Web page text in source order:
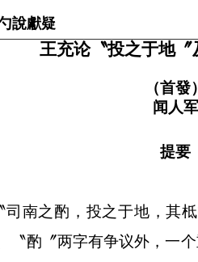
說獻疑
王充论〝投之于地
（首發）
闻人军
提要
司南之酌，投之于地，其
〝酌〞两字有争议外，一